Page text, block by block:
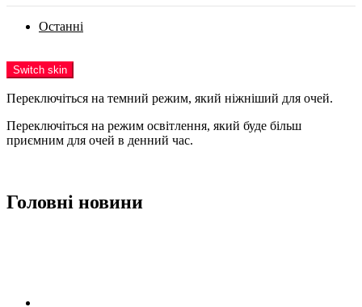
Останні
Switch skin
Переключіться на темний режим, який ніжніший для очей.
Переключіться на режим освітлення, який буде більш
приємним для очей в денний час.
Головні новини